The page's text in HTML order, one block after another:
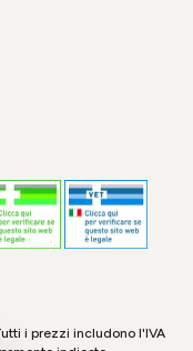
i prezzi includono l'IVA